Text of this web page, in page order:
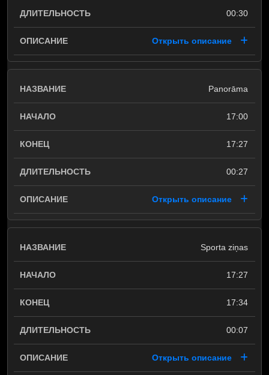
00:30
Открыть описание
Panorāma
17:00
17:27
00:27
Открыть описание
Sporta ziņas
17:27
17:34
00:07
Открыть описание